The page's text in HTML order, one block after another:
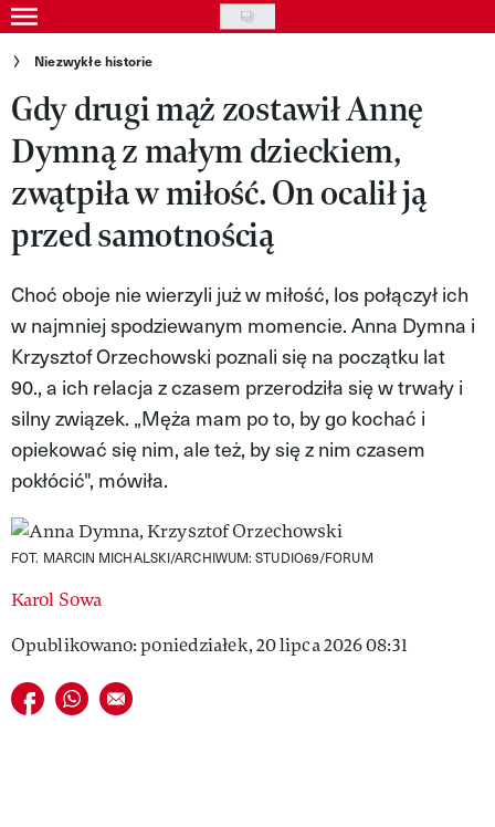
Skip
to
content
Gwiazdy
Ludzie
Moda
Uroda
Styl życia
Kultura
Wideo
Nasze akcje
VIVA!ART
VIVA!MODA
VIVA!LIFESTYLE
VIVA!MAN
VIVA!ITAKA
MAGAZYN VIVA!
Niezwykłe historie
Gdy drugi mąż zostawił Annę
Dymną z małym dzieckiem,
zwątpiła w miłość. On ocalił ją
przed samotnością
Choć oboje nie wierzyli już w miłość, los połączył ich
w najmniej spodziewanym momencie. Anna Dymna i
Krzysztof Orzechowski poznali się na początku lat
90., a ich relacja z czasem przerodziła się w trwały i
silny związek. „Męża mam po to, by go kochać i
opiekować się nim, ale też, by się z nim czasem
pokłócić", mówiła.
FOT. MARCIN MICHALSKI/ARCHIWUM: STUDIO69/FORUM
Karol Sowa
Opublikowano: poniedziałek, 20 lipca 2026 08:31
Udostępnij na facebook
Udostępnij na whatsapp
E-mail do przyjaciela